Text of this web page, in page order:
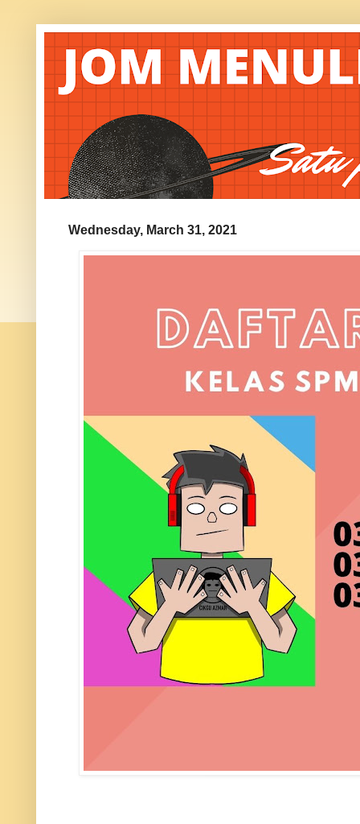
Wednesday, March 31, 2021